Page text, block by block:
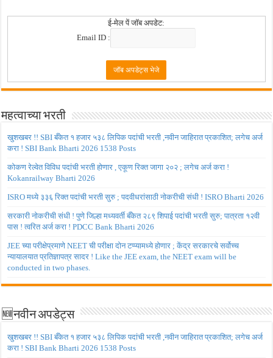
ई-मेल पें जॉब अपडेट:
Email ID :
महत्वाच्या भरती
खुशखबर !! SBI बँकेत १ हजार ५३८ लिपिक पदांची भरती ,नवीन जाहिरात प्रकाशित; लगेच अर्ज
करा ! SBI Bank Bharti 2026 1538 Posts
कोकण रेल्वेत विविध पदांची भरती होणार , एकूण रिक्त जागा २०२ ; लगेच अर्ज करा !
Kokanrailway Bharti 2026
ISRO मध्ये ३३६ रिक्त पदांची भरती सुरु ; पदवीधरांसाठी नोकरीची संधी ! ISRO Bharti 2026
सरकारी नोकरीची संधी ! पुणे जिल्हा मध्यवर्ती बँकेत २८९ शिपाई पदांची भरती सुरु; पात्रता १२वी
पास ! त्वरित अर्ज करा ! PDCC Bank Bharti 2026
JEE च्या परीक्षेप्रमाणे NEET ची परीक्षा दोन टप्प्यामध्ये होणार ; केंद्र सरकारचे सर्वोच्च
न्यायालयात प्रतिज्ञापत्र सादर ! Like the JEE exam, the NEET exam will be
conducted in two phases.
🆕नवीन अपडेट्स
खुशखबर !! SBI बँकेत १ हजार ५३८ लिपिक पदांची भरती ,नवीन जाहिरात प्रकाशित; लगेच अर्ज
करा ! SBI Bank Bharti 2026 1538 Posts